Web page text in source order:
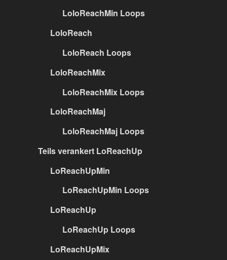
LoloReachMin Loops
LoloReach
LoloReach Loops
LoloReachMix
LoloReachMix Loops
LoloReachMaj
LoloReachMaj Loops
Teils verankert LoReachUp
LoReachUpMin
LoReachUpMin Loops
LoReachUp
LoReachUp Loops
LoReachUpMix